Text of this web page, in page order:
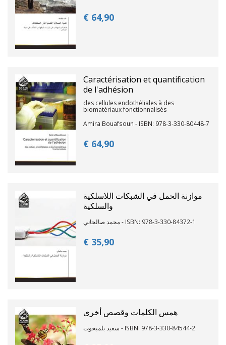
€ 64,90
Caractérisation et quantification
de l'adhésion
des cellules endothéliales à des
biomatériaux fonctionnalisés
Amira Bouafsoun - ISBN: 978-3-330-80448-7
€ 64,90
موازنة الحمل في الشبكات اللاسلكية
والسلكية
محمد صالحاني - ISBN: 978-3-330-84372-1
€ 35,90
همس الكلمات وقصص أخرى
سعيد بلمبخوت - ISBN: 978-3-330-84544-2